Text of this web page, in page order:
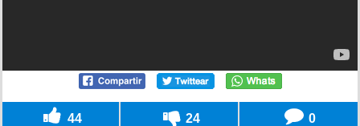
44 24 0